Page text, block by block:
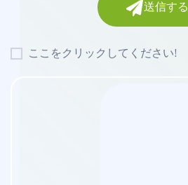
送信する
ここをクリックしてください!